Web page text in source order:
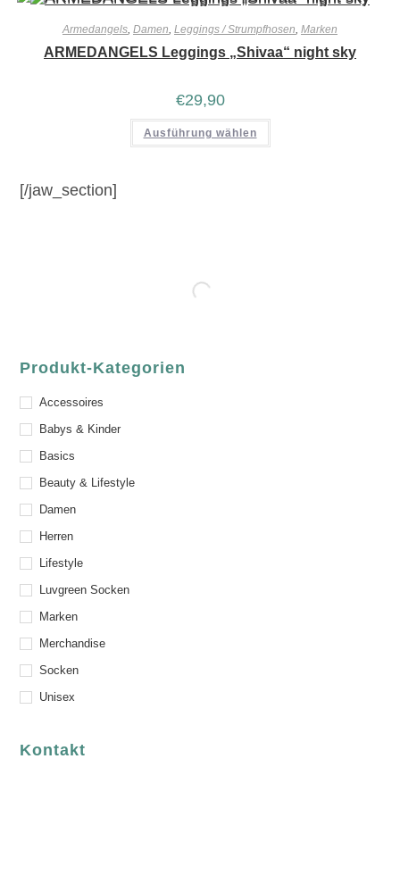
Armedangels Damen Leggings / Strumpfhosen Marken
ARMEDANGELS Leggings „Shivaa“ night sky
€29,90
Ausführung wählen
[/jaw_section]
Produkt-Kategorien
Accessoires
Babys & Kinder
Basics
Beauty & Lifestyle
Damen
Herren
Lifestyle
Luvgreen Socken
Marken
Merchandise
Socken
Unisex
Kontakt